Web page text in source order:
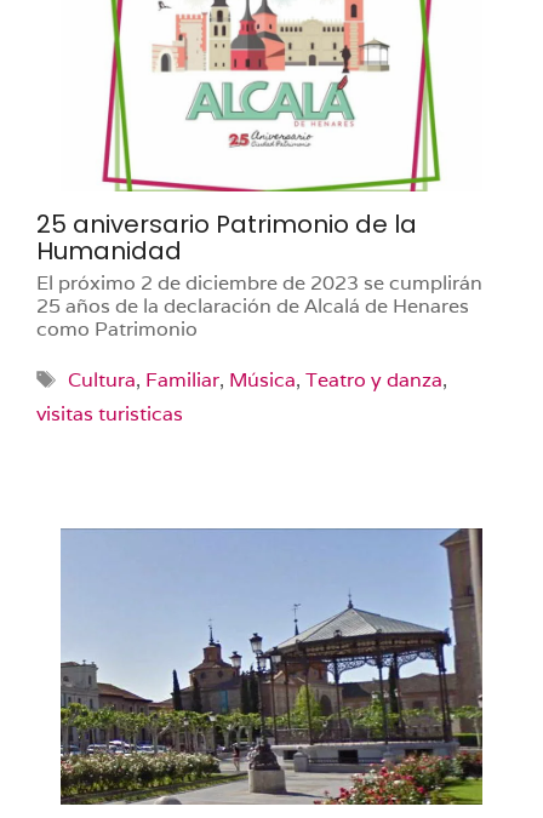
25 aniversario Patrimonio de la
Humanidad
El próximo 2 de diciembre de 2023 se cumplirán
25 años de la declaración de Alcalá de Henares
como Patrimonio
Etiquetas
Cultura, Familiar, Música, Teatro y danza,
visitas turisticas